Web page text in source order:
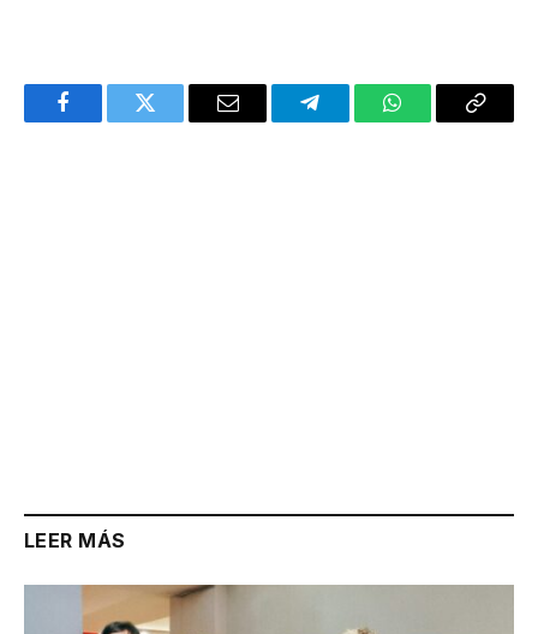
FacebookTwitter Email TelegramWhatsAppCopy
LEER MÁS